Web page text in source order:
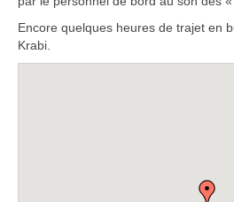
Archives des articles
Encore quelques heures de trajet en
Krabi.